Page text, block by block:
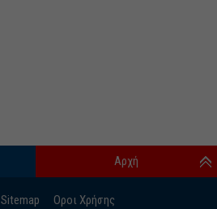
Sitemap Οροι Χρήσης
Αρχή